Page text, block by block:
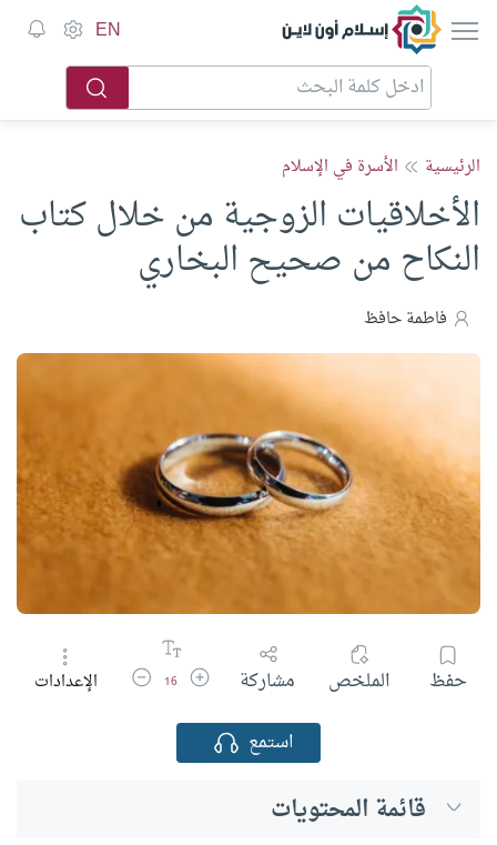
إسلام أون لاين EN
الرئيسية الأسرة في الإسلام
الأخلاقيات الزوجية من خلال كتاب
النكاح من صحيح البخاري
فاطمة حافظ
حفظ الملخص مشاركة زيادة حجم الخط
16 تقليل حجم الخط
الإعدادات
استمع
قائمة المحتويات